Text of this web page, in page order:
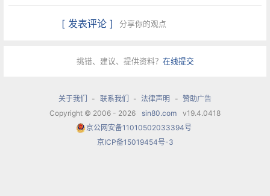
[ 发表评论 ] 分享你的观点
挑错、建议、提供资料？ 在线提交
关于我们 - 联系我们 - 法律声明 - 赞助广告
Copyright © 2006 - 2026
sin80.com
v19.4.0418
京公网安备11010502033394号
京ICP备15019454号-3